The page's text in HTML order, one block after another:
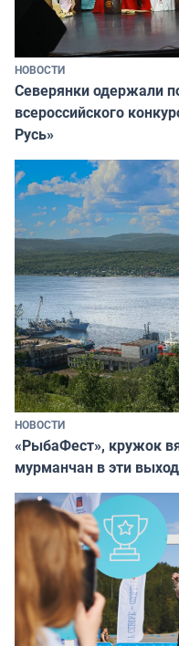
НОВОСТИ
Северянки одержали
всероссийского
Русь»
НОВОСТИ
«РыбаФест», кружок
мурманчан в эти